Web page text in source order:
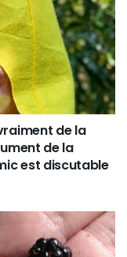
de la
de la
est discutable